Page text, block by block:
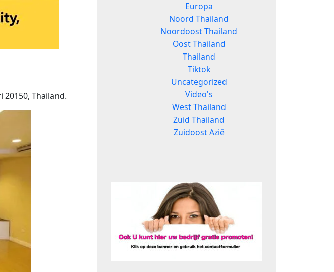
20150, Thailand.
Europa
Noord Thailand
Noordoost Thailand
Oost Thailand
Thailand
Tiktok
Uncategorized
Video's
West Thailand
Zuid Thailand
Zuidoost Azië